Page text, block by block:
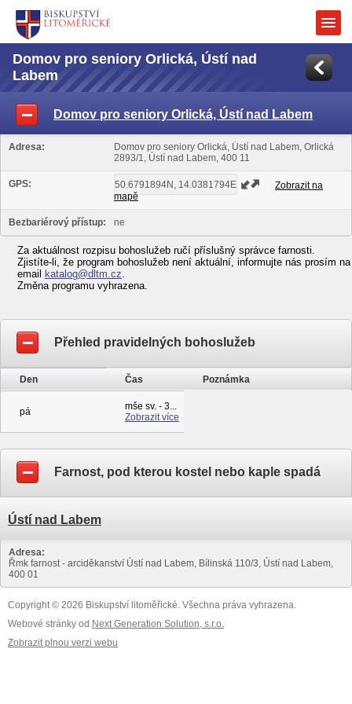
Domov pro seniory Orlická, Ústí nad
Labem
Domov pro seniory Orlická, Ústí nad Labem
Adresa:
Domov pro seniory Orlická, Ústí nad Labem, Orlická
2893/1, Ústí nad Labem, 400 11
GPS:
Zobrazit na
mapě
Bezbariérový přístup: ne
Za aktuálnost rozpisu bohoslužeb ručí příslušný správce farnosti.
Zjistíte-li, že program bohoslužeb není aktuální, informujte nás prosím na
email
katalog@dltm.cz.
Změna programu vyhrazena.
Přehled pravidelných bohoslužeb
Den Čas Poznámka
pá
mše sv. - 3...
Zobrazit více
Farnost, pod kterou kostel nebo kaple spadá
Ústí nad Labem
Adresa:
Řmk farnost - arciděkanství Ústí nad Labem, Bílinská 110/3, Ústí nad Labem,
400 01
Copyright © 2026 Biskupství litoměřické. Všechna práva vyhrazena.
Webové stránky od Next Generation Solution, s.r.o.
Zobrazit plnou verzi webu